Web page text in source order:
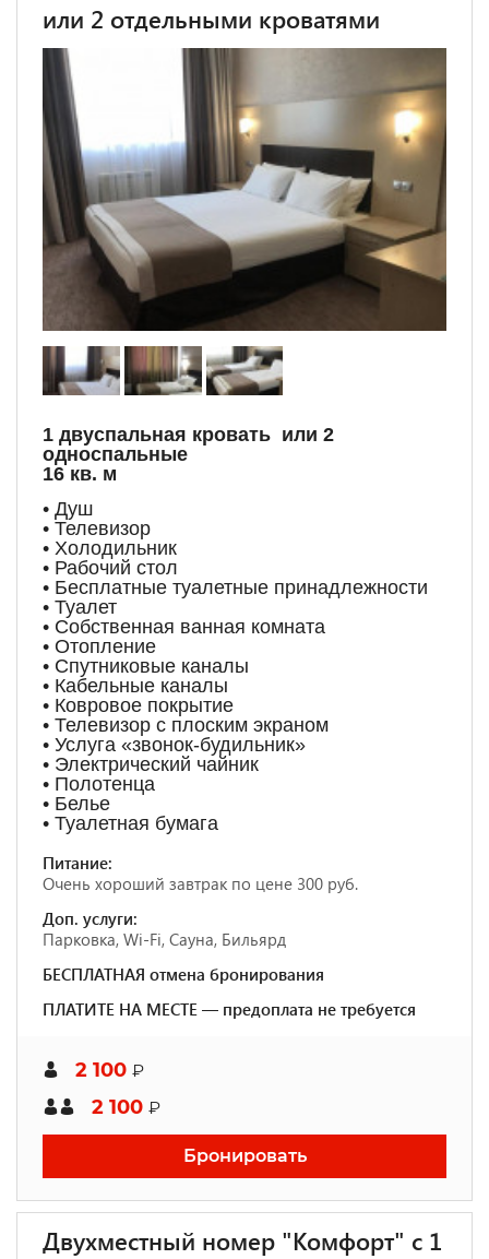
или 2 отдельными кроватями
1 двуспальная кровать или 2
односпальные
16 кв. м
• Душ
• Телевизор
• Холодильник
• Рабочий стол
• Бесплатные туалетные принадлежности
• Туалет
• Собственная ванная комната
• Отопление
• Спутниковые каналы
• Кабельные каналы
• Ковровое покрытие
• Телевизор с плоским экраном
• Услуга «звонок-будильник»
• Электрический чайник
• Полотенца
• Белье
• Туалетная бумага
Питание:
Очень хороший завтрак по цене 300 руб.
Доп. услуги:
Парковка, Wi-Fi, Сауна, Бильярд
БЕСПЛАТНАЯ отмена бронирования
ПЛАТИТЕ НА МЕСТЕ — предоплата не требуется
2 100 ₽
2 100 ₽
Бронировать
Двухместный номер "Комфорт" с 1